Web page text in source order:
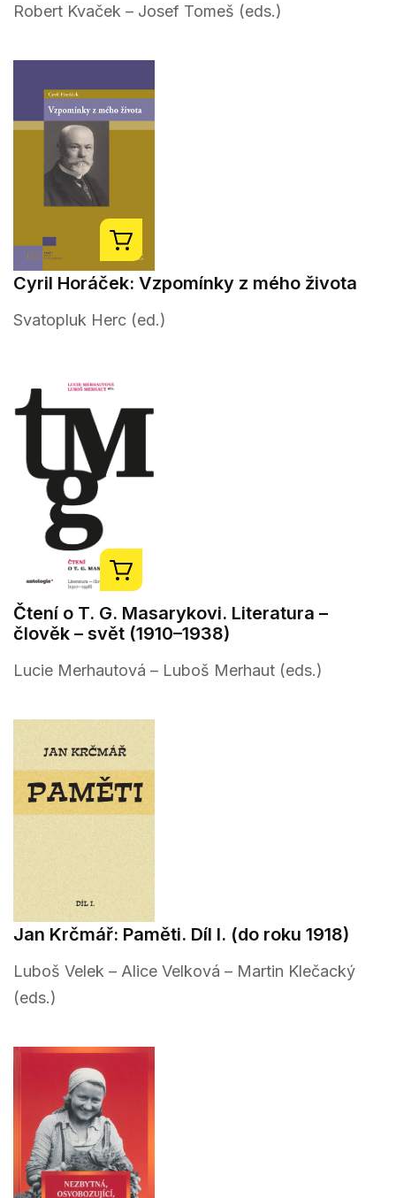
Robert Kvaček – Josef Tomeš (eds.)
Cyril Horáček: Vzpomínky z mého života
Svatopluk Herc (ed.)
Čtení o T. G. Masarykovi. Literatura –
člověk – svět (1910–1938)
Lucie Merhautová – Luboš Merhaut (eds.)
Jan Krčmář: Paměti. Díl I. (do roku 1918)
Luboš Velek – Alice Velková – Martin Klečacký
(eds.)